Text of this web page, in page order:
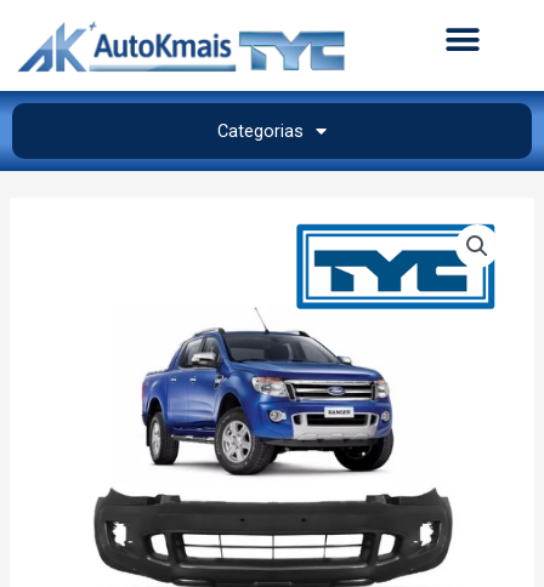
Categorias